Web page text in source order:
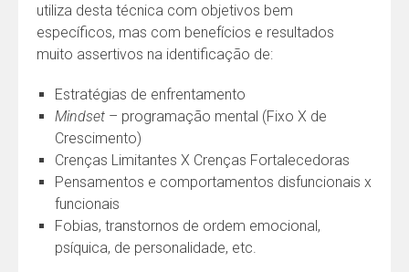
utiliza desta técnica com objetivos bem
específicos, mas com benefícios e resultados
muito assertivos na identificação de:
Estratégias de enfrentamento
Mindset – programação mental (Fixo X de
Crescimento)
Crenças Limitantes X Crenças Fortalecedoras
Pensamentos e comportamentos disfuncionais x
funcionais
Fobias, transtornos de ordem emocional,
psíquica, de personalidade, etc.